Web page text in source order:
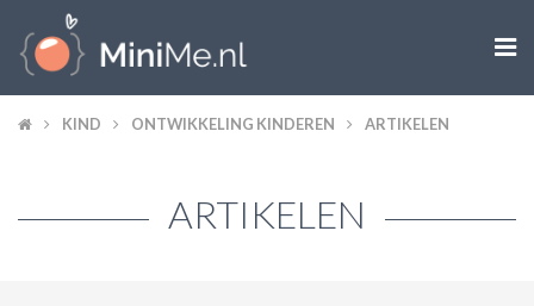

ZWANGER WORDEN
KIND ONTWIKKELING KINDEREN ARTIKELEN
ARTIKELEN